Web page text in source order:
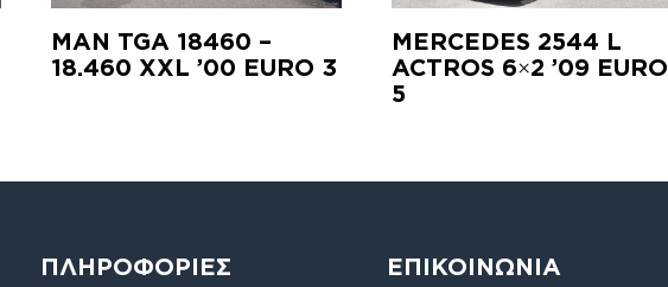
MAN TGA 18460 –
18.460 XXL ’00 EURO 3
MERCEDES 2544 L
ACTROS 6×2 ’09 EURO
5
ΠΛΗΡΟΦΟΡΙΕΣ ΕΠΙΚΟΙΝΩΝΙΑ